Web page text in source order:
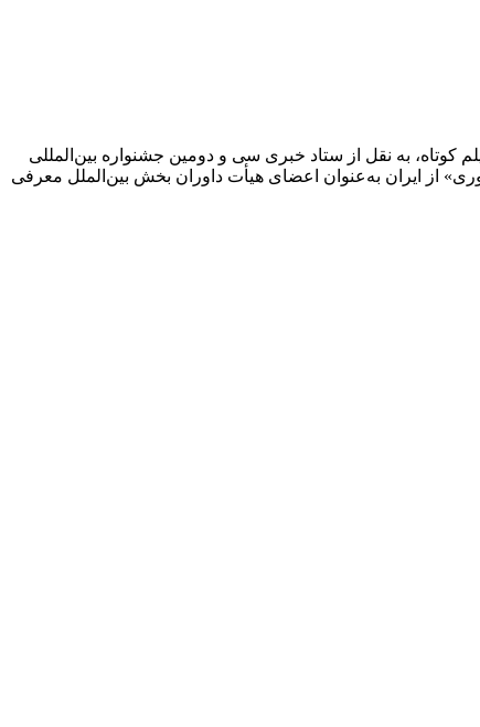
به نقل از ستاد خبری سی و دومین جشنواره بین‌المللی
از ایران به‌عنوان اعضای هیأت داوران بخش بین‌الملل معرفی